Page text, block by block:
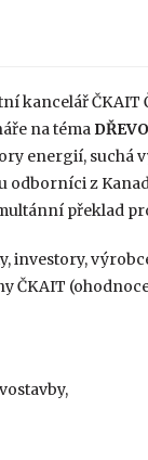
kancelář
na téma
energií, suchá
odborníci z
překlad
investory,
ČKAIT